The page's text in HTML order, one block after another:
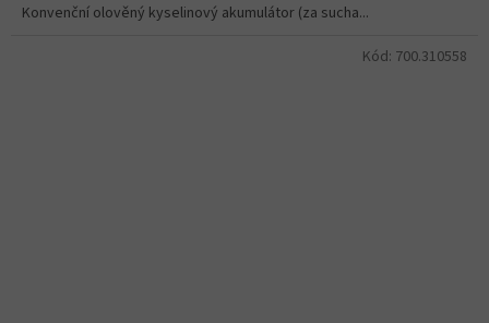
Konvenční olověný kyselinový akumulátor (za sucha...
Kód: 700.310558